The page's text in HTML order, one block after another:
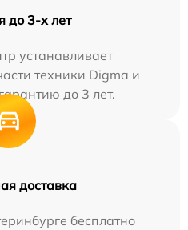
до 3-х лет
устанавливает
техники Digma и
до 3 лет.
доставка
бесплатно